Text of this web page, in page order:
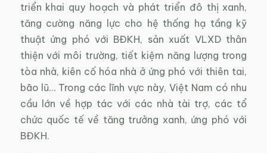
triển khai quy hoạch và phát triển đô thị xanh,
tăng cường năng lực cho hệ thống hạ tầng kỹ
thuật ứng phó với BĐKH, sản xuất VLXD thân
thiện với môi trường, tiết kiệm năng lượng trong
tòa nhà, kiên cố hóa nhà ở ứng phó với thiên tai,
bão lũ… Trong các lĩnh vực này, Việt Nam có nhu
cầu lớn về hợp tác với các nhà tài trợ, các tổ
chức quốc tế về tăng trưởng xanh, ứng phó với
BĐKH.